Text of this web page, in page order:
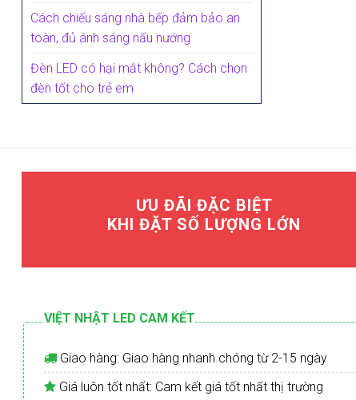
Cách chiếu sáng nhà bếp đảm bảo an
toàn, đủ ánh sáng nấu nướng
Đèn LED có hại mắt không? Cách chọn
đèn tốt cho trẻ em
ƯU ĐÃI ĐẶC BIỆT
KHI ĐẶT SỐ LƯỢNG LỚN
VIỆT NHẬT LED CAM KẾT
Giao hàng: Giao hàng nhanh chóng từ 2-15 ngày
Giá luôn tốt nhất: Cam kết giá tốt nhất thị trường